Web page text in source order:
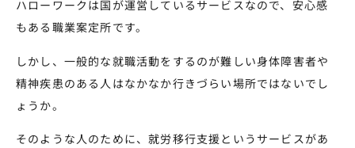
ハローワークは国が運営しているサービスなので、安心感
もある職業案定所です。
しかし、一般的な就職活動をするのが難しい身体障害者や
精神疾患のある人はなかなか行きづらい場所ではないでし
ょうか。
そのような人のために、就労移行支援というサービスがあ